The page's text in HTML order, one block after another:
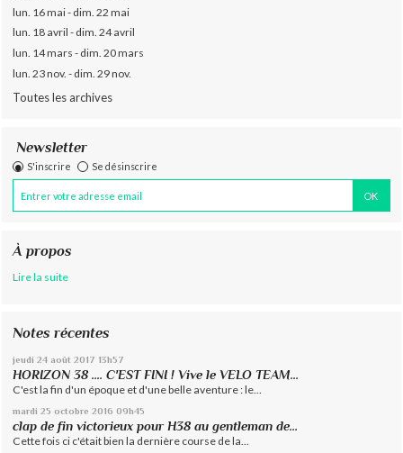
lun. 16 mai - dim. 22 mai
lun. 18 avril - dim. 24 avril
lun. 14 mars - dim. 20 mars
lun. 23 nov. - dim. 29 nov.
Toutes les archives
Newsletter
S'inscrire Se désinscrire
À propos
Lire la suite
Notes récentes
jeudi 24 août 2017 13h57
HORIZON 38 .... C'EST FINI ! Vive le VELO TEAM...
C'est la fin d'un époque et d'une belle aventure : le...
mardi 25 octobre 2016 09h45
clap de fin victorieux pour H38 au gentleman de...
Cette fois ci c'était bien la dernière course de la...